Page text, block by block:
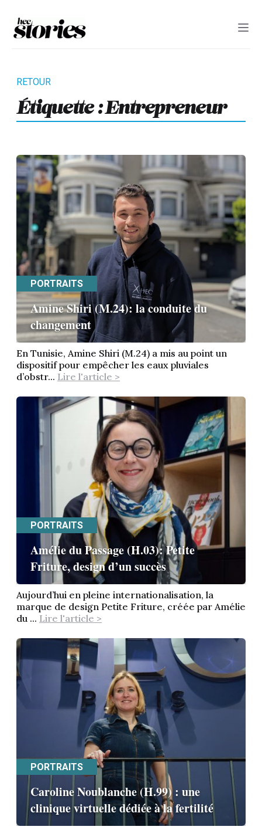
Étiquette : Entrepreneur
PORTRAITS
Amine Shiri (M.24): la conduite du
changement
En Tunisie, Amine Shiri (M.24) a mis au point un
dispositif pour empêcher les eaux pluviales
d’obstr... Lire l'article >
PORTRAITS
Amélie du Passage (H.03): Petite
Friture, design d’un succès
Aujourd’hui en pleine internationalisation, la
marque de design Petite Friture, créée par Amélie
du ... Lire l'article >
PORTRAITS
Caroline Noublanche (H.99) : une
clinique virtuelle dédiée à la fertilité